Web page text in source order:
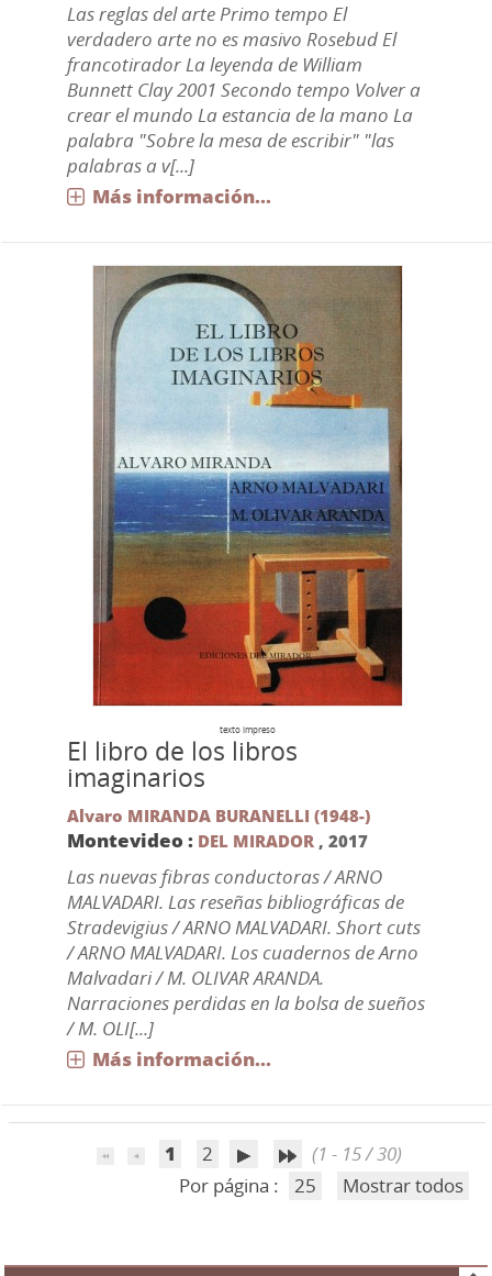
Las reglas del arte Primo tempo El
verdadero arte no es masivo Rosebud El
francotirador La leyenda de William
Bunnett Clay 2001 Secondo tempo Volver a
crear el mundo La estancia de la mano La
palabra "Sobre la mesa de escribir" "las
palabras a v[...]
Más información...
texto impreso
El libro de los libros
imaginarios
Alvaro MIRANDA BURANELLI (1948-)
Montevideo : DEL MIRADOR, 2017
Las nuevas fibras conductoras / ARNO
MALVADARI. Las reseñas bibliográficas de
Stradevigius / ARNO MALVADARI. Short cuts
/ ARNO MALVADARI. Los cuadernos de Arno
Malvadari / M. OLIVAR ARANDA.
Narraciones perdidas en la bolsa de sueños
/ M. OLI[...]
Más información...
1 2
(1 - 15 / 30)
Por página :
25 Mostrar todos